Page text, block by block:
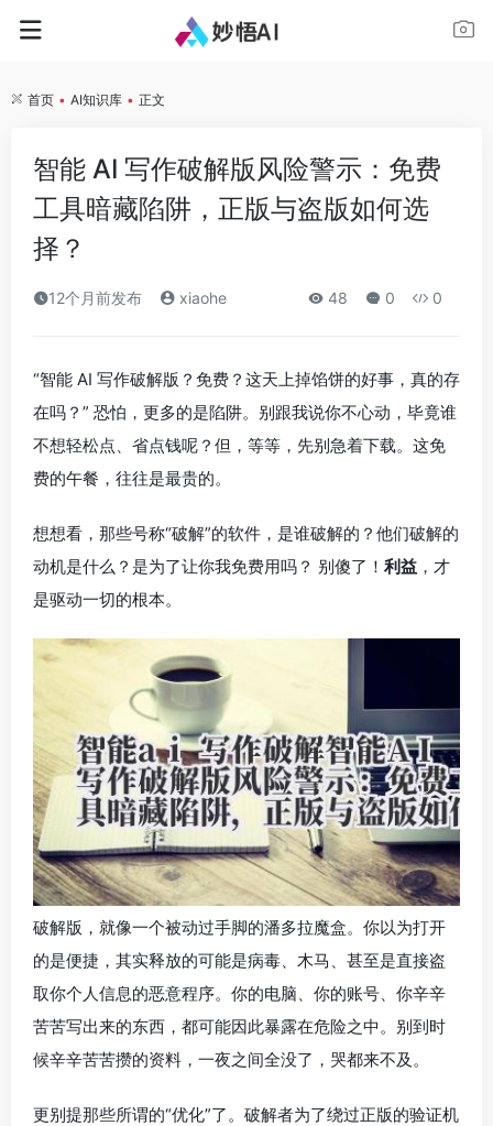
首页 • AI知识库 • 正文
智能 AI 写作破解版风险警示：免费
工具暗藏陷阱，正版与盗版如何选
择？
12个月前发布 xiaohe 48 0 0
“智能 AI 写作破解版？免费？这天上掉馅饼的好事，真的存
在吗？” 恐怕，更多的是陷阱。别跟我说你不心动，毕竟谁
不想轻松点、省点钱呢？但，等等，先别急着下载。这免
费的午餐，往往是最贵的。
想想看，那些号称“破解”的软件，是谁破解的？他们破解的
动机是什么？是为了让你我免费用吗？ 别傻了！ 利益 ，才
是驱动一切的根本。
破解版，就像一个被动过手脚的潘多拉魔盒。你以为打开
的是便捷，其实释放的可能是病毒、木马、甚至是直接盗
取你个人信息的恶意程序。你的电脑、你的账号、你辛辛
苦苦写出来的东西，都可能因此暴露在危险之中。别到时
候辛辛苦苦攒的资料，一夜之间全没了，哭都来不及。
更别提那些所谓的“优化”了。破解者为了绕过正版的验证机